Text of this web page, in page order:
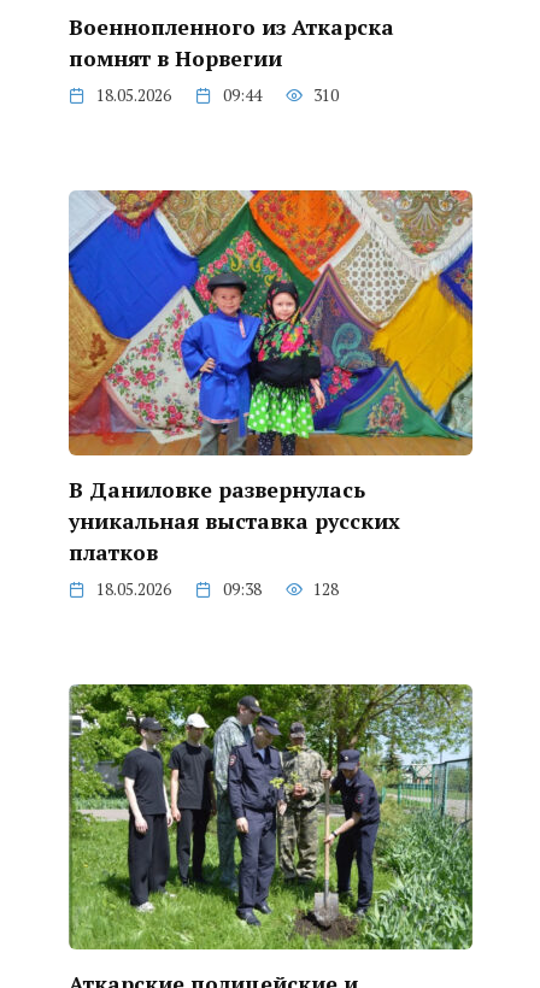
Военнопленного из Аткарска
помнят в Норвегии
18.05.2026 09:44 310
В Даниловке развернулась
уникальная выставка русских
платков
18.05.2026 09:38 128